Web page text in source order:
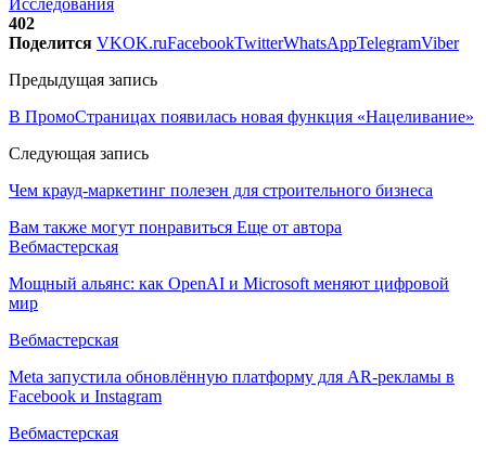
402
Поделится VKOK.ruFacebookTwitterWhatsAppTelegramViber
Предыдущая запись
В ПромоСтраницах появилась новая функция «Нацеливание»
Следующая запись
Чем крауд-маркетинг полезен для строительного бизнеса
Вам также могут понравиться Еще от автора
Вебмастерская
Мощный альянс: как OpenAI и Microsoft меняют цифровой
мир
Вебмастерская
Meta запустила обновлённую платформу для AR-рекламы в
Facebook и Instagram
Вебмастерская